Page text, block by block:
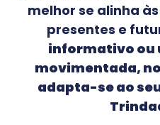
melhor se alinha
presentes e
informativo ou
movimentada,
adapta-se ao